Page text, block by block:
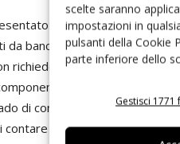
scelte saranno
impostazioni in
pulsanti della Cookie
parte inferiore dello
Gestisci
– sempre in
da banco, l'AXC-800. Questo
richiedono processi
risparmiando oltre il
di contare quattro bobine
contare i componenti in una